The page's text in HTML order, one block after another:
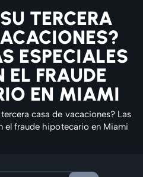
TERCERA
ESPECIALES
EL FRAUDE
EN MIAMI
casa de vacaciones? Las
el fraude hipotecario en Miami